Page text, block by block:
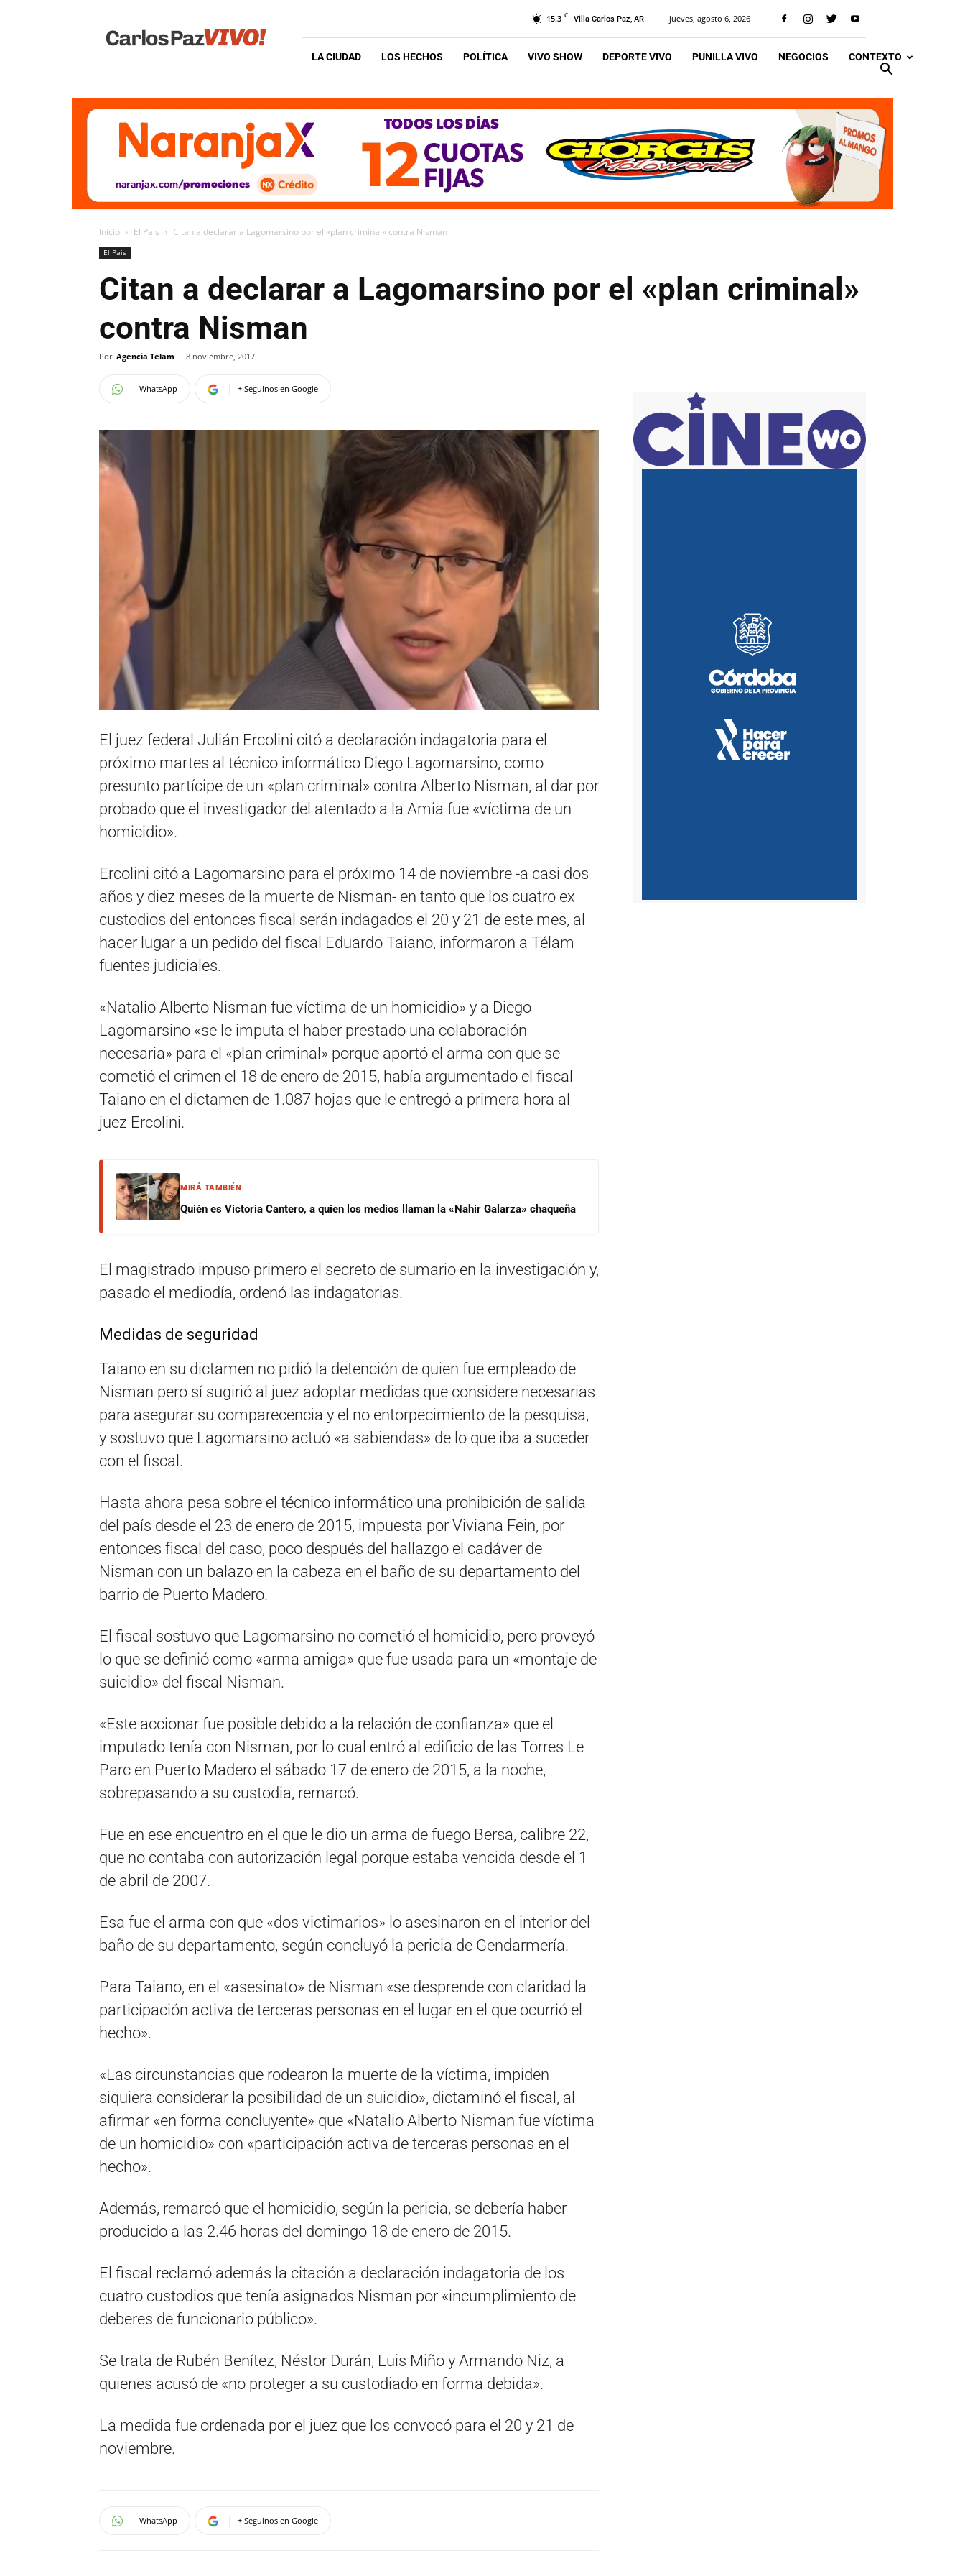
Vivo
15.3 C Villa Carlos Paz, AR jueves, agosto 6, 2026
LA CIUDAD LOS HECHOS POLÍTICA VIVO SHOW DEPORTE VIVO PUNILLA VIVO NEGOCIOS CONTEXTO
Inicio El Pais Citan a declarar a Lagomarsino por el «plan criminal» contra Nisman
El Pais
Citan a declarar a Lagomarsino por el «plan criminal»
contra Nisman
Por Agencia Telam - 8 noviembre, 2017
WhatsApp + Seguinos en Google
El juez federal Julián Ercolini citó a declaración indagatoria para el
próximo martes al técnico informático Diego Lagomarsino, como
presunto partícipe de un «plan criminal» contra Alberto Nisman, al dar por
probado que el investigador del atentado a la Amia fue «víctima de un
homicidio».
Ercolini citó a Lagomarsino para el próximo 14 de noviembre -a casi dos
años y diez meses de la muerte de Nisman- en tanto que los cuatro ex
custodios del entonces fiscal serán indagados el 20 y 21 de este mes, al
hacer lugar a un pedido del fiscal Eduardo Taiano, informaron a Télam
fuentes judiciales.
«Natalio Alberto Nisman fue víctima de un homicidio» y a Diego
Lagomarsino «se le imputa el haber prestado una colaboración
necesaria» para el «plan criminal» porque aportó el arma con que se
cometió el crimen el 18 de enero de 2015, había argumentado el fiscal
Taiano en el dictamen de 1.087 hojas que le entregó a primera hora al
juez Ercolini.
MIRÁ TAMBIÉN
Quién es Victoria Cantero, a quien los medios llaman la «Nahir Galarza» chaqueña
El magistrado impuso primero el secreto de sumario en la investigación y,
pasado el mediodía, ordenó las indagatorias.
Medidas de seguridad
Taiano en su dictamen no pidió la detención de quien fue empleado de
Nisman pero sí sugirió al juez adoptar medidas que considere necesarias
para asegurar su comparecencia y el no entorpecimiento de la pesquisa,
y sostuvo que Lagomarsino actuó «a sabiendas» de lo que iba a suceder
con el fiscal.
Hasta ahora pesa sobre el técnico informático una prohibición de salida
del país desde el 23 de enero de 2015, impuesta por Viviana Fein, por
entonces fiscal del caso, poco después del hallazgo el cadáver de
Nisman con un balazo en la cabeza en el baño de su departamento del
barrio de Puerto Madero.
El fiscal sostuvo que Lagomarsino no cometió el homicidio, pero proveyó
lo que se definió como «arma amiga» que fue usada para un «montaje de
suicidio» del fiscal Nisman.
«Este accionar fue posible debido a la relación de confianza» que el
imputado tenía con Nisman, por lo cual entró al edificio de las Torres Le
Parc en Puerto Madero el sábado 17 de enero de 2015, a la noche,
sobrepasando a su custodia, remarcó.
Fue en ese encuentro en el que le dio un arma de fuego Bersa, calibre 22,
que no contaba con autorización legal porque estaba vencida desde el 1
de abril de 2007.
Esa fue el arma con que «dos victimarios» lo asesinaron en el interior del
baño de su departamento, según concluyó la pericia de Gendarmería.
Para Taiano, en el «asesinato» de Nisman «se desprende con claridad la
participación activa de terceras personas en el lugar en el que ocurrió el
hecho».
«Las circunstancias que rodearon la muerte de la víctima, impiden
siquiera considerar la posibilidad de un suicidio», dictaminó el fiscal, al
afirmar «en forma concluyente» que «Natalio Alberto Nisman fue víctima
de un homicidio» con «participación activa de terceras personas en el
hecho».
Además, remarcó que el homicidio, según la pericia, se debería haber
producido a las 2.46 horas del domingo 18 de enero de 2015.
El fiscal reclamó además la citación a declaración indagatoria de los
cuatro custodios que tenía asignados Nisman por «incumplimiento de
deberes de funcionario público».
Se trata de Rubén Benítez, Néstor Durán, Luis Miño y Armando Niz, a
quienes acusó de «no proteger a su custodiado en forma debida».
La medida fue ordenada por el juez que los convocó para el 20 y 21 de
noviembre.
WhatsApp + Seguinos en Google